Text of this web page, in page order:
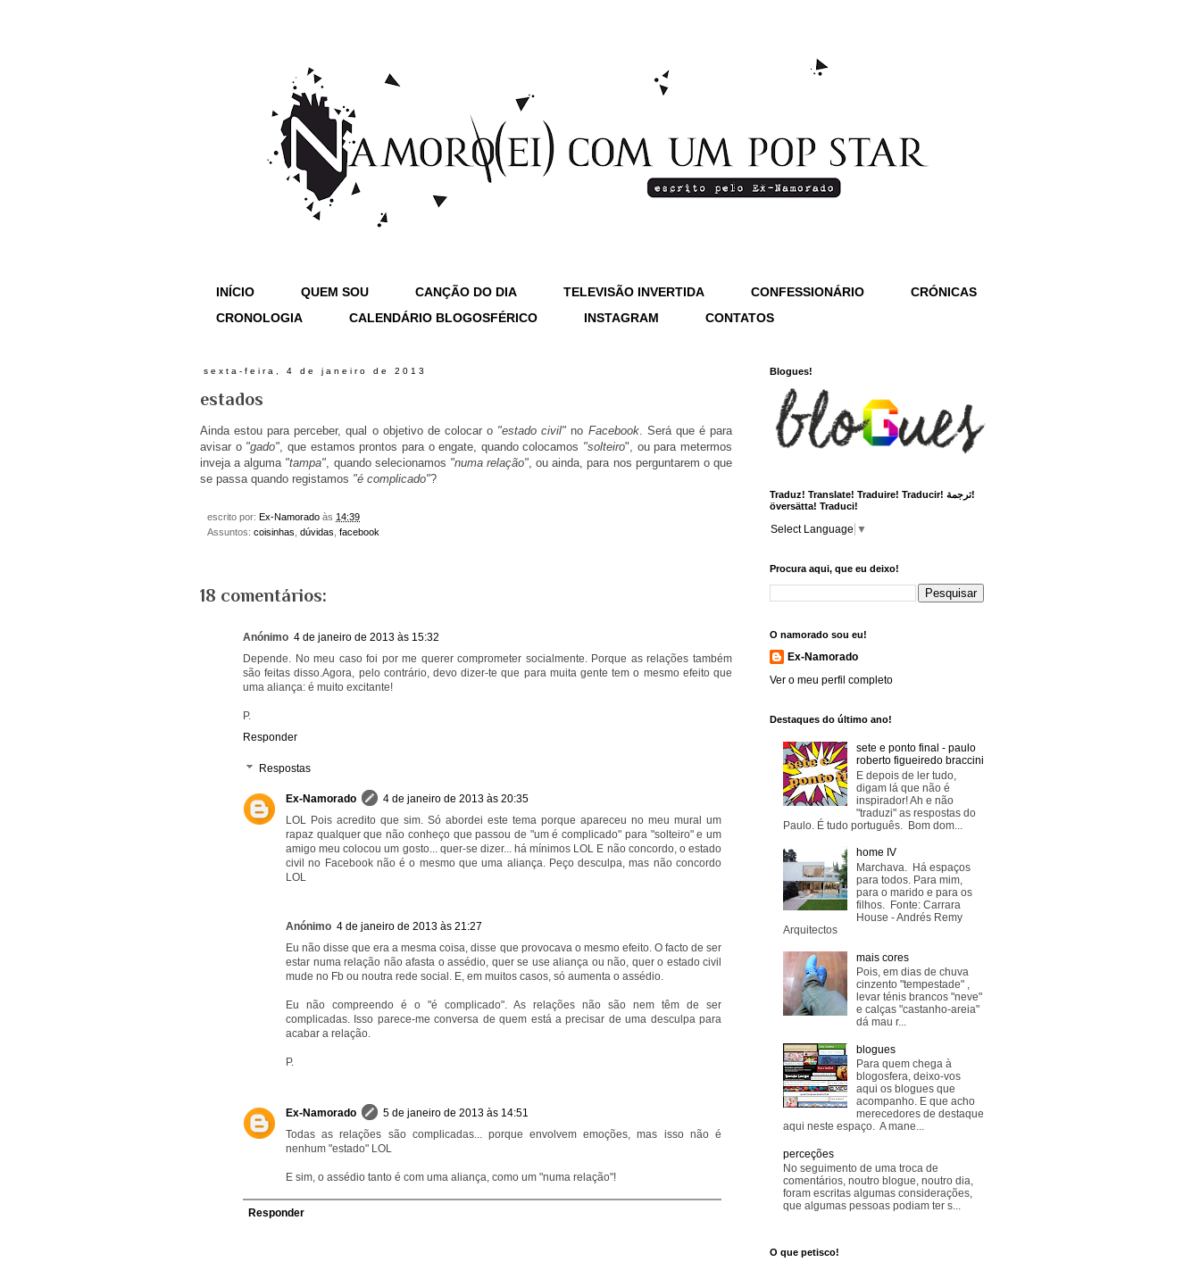
INÍCIO QUEM SOU CANÇÃO DO DIA TELEVISÃO INVERTIDA CONFESSIONÁRIO
CRÓNICAS
CRONOLOGIA
CALENDÁRIO BLOGOSFÉRICO INSTAGRAM CONTATOS
sexta-feira, 4 de janeiro de 2013
estados
Ainda estou para perceber, qual o objetivo de colocar o "estado civil" no Facebook. Será que é para
avisar o "gado", que estamos prontos para o engate, quando colocamos "solteiro", ou para metermos
inveja a alguma "tampa", quando selecionamos "numa relação", ou ainda, para nos perguntarem o que
se passa quando registamos "é complicado"?
escrito por: Ex-Namorado às 14:39
Assuntos: coisinhas dúvidas facebook
18 comentários:
Anónimo 4 de janeiro de 2013 às 15:32
Depende. No meu caso foi por me querer comprometer socialmente. Porque as relações também
são feitas disso.Agora, pelo contrário, devo dizer-te que para muita gente tem o mesmo efeito que
uma aliança: é muito excitante!
P.
Responder
Respostas
Ex-Namorado
4 de janeiro de 2013 às 20:35
LOL Pois acredito que sim. Só abordei este tema porque apareceu no meu mural um
rapaz qualquer que não conheço que passou de "um é complicado" para "solteiro" e um
amigo meu colocou um gosto... quer-se dizer... há mínimos LOL E não concordo, o estado
civil no Facebook não é o mesmo que uma aliança. Peço desculpa, mas não concordo
LOL
Anónimo 4 de janeiro de 2013 às 21:27
Eu não disse que era a mesma coisa, disse que provocava o mesmo efeito. O facto de ser
estar numa relação não afasta o assédio, quer se use aliança ou não, quer o estado civil
mude no Fb ou noutra rede social. E, em muitos casos, só aumenta o assédio.
Eu não compreendo é o "é complicado". As relações não são nem têm de ser
complicadas. Isso parece-me conversa de quem está a precisar de uma desculpa para
acabar a relação.
P.
Ex-Namorado
5 de janeiro de 2013 às 14:51
Todas as relações são complicadas... porque envolvem emoções, mas isso não é
nenhum "estado" LOL
E sim, o assédio tanto é com uma aliança, como um "numa relação"!
Responder
Blogues!
Traduz! Translate! Traduire! Traducir! ترجمة!
översätta! Traduci!
Select Language ▼
Procura aqui, que eu deixo!
O namorado sou eu!
Ex-Namorado
Ver o meu perfil completo
Destaques do último ano!
sete e ponto final - paulo
roberto figueiredo braccini
E depois de ler tudo,
digam lá que não é
inspirador! Ah e não
"traduzi" as respostas do
Paulo. É tudo português. Bom dom...
home IV
Marchava. Há espaços
para todos. Para mim,
para o marido e para os
filhos. Fonte: Carrara
House - Andrés Remy
Arquitectos
mais cores
Pois, em dias de chuva
cinzento "tempestade" ,
levar ténis brancos "neve"
e calças "castanho-areia"
dá mau r...
blogues
Para quem chega à
blogosfera, deixo-vos
aqui os blogues que
acompanho. E que acho
merecedores de destaque
aqui neste espaço. A mane...
perceções
No seguimento de uma troca de
comentários, noutro blogue, noutro dia,
foram escritas algumas considerações,
que algumas pessoas podiam ter s...
O que petisco!